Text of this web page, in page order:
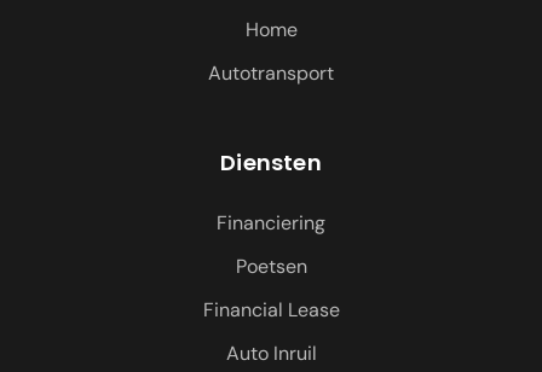
Home
Autotransport
Diensten
Financiering
Poetsen
Financial Lease
Auto Inruil